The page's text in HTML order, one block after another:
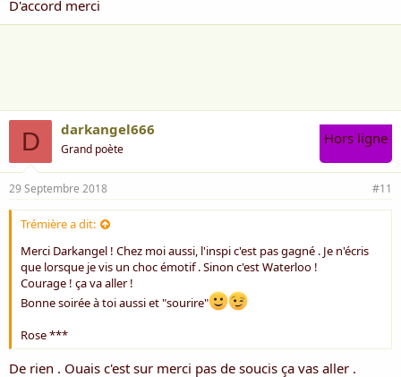
D'accord merci
D darkangel666
Grand poète
Hors ligne
29 Septembre 2018 #11
Trémière a dit:
Merci Darkangel ! Chez moi aussi, l'inspi c'est pas gagné . Je n'écris
que lorsque je vis un choc émotif . Sinon c'est Waterloo !
Courage ! ça va aller !
Bonne soirée à toi aussi et "sourire"
Rose ***
De rien . Ouais c'est sur merci pas de soucis ça vas aller .